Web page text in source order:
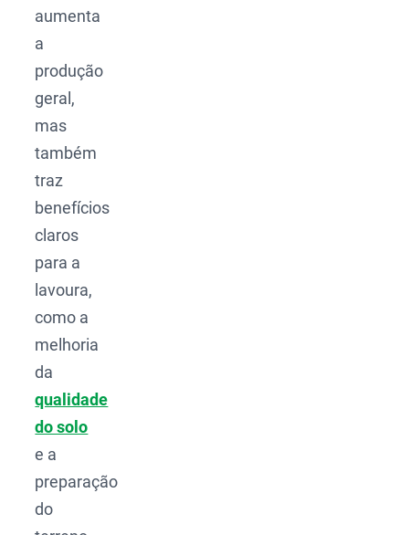
aumenta
a
produção
geral,
mas
também
traz
benefícios
claros
para a
lavoura,
como a
melhoria
da
qualidade
do solo
e a
preparação
do